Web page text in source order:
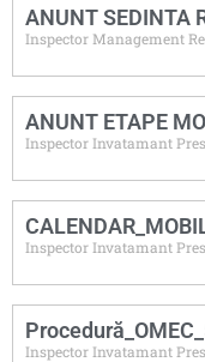
ANUNT SEDINTA
Inspector Management
ANUNT ETAPE
Inspector Invatamant
Inspector Invatamant
Inspector Invatamant